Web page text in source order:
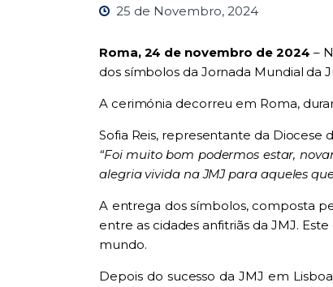
25 de Novembro, 2024
Roma, 24 de novembro de 2024 –
dos símbolos da Jornada Mundial da
A cerimónia decorreu em Roma,
Sofia Reis, representante da
“Foi muito bom podermos estar,
alegria vivida na JMJ para aqueles
A entrega dos símbolos, composta
entre as cidades anfitriãs da JMJ.
mundo.
Depois do sucesso da JMJ em